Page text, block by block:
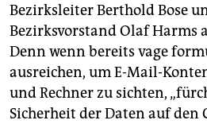
Bezirksleiter Berthold Bose
Bezirksvorstand Olaf Harms
Denn wenn bereits vage
ausreichen, um E-Mail-
und Rechner zu sichten,
Sicherheit der Daten auf den